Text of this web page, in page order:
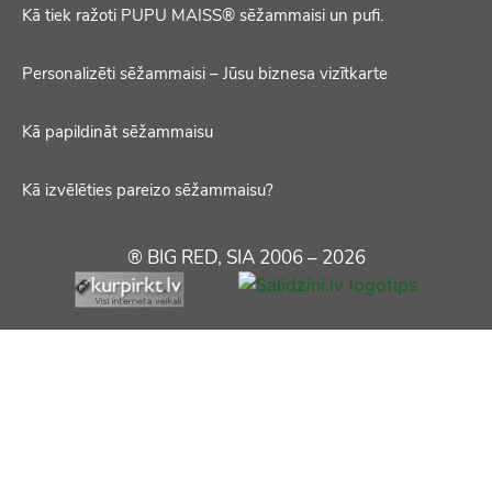
Kā tiek ražoti PUPU MAISS® sēžammaisi un pufi.
Personalizēti sēžammaisi – Jūsu biznesa vizītkarte
Kā papildināt sēžammaisu
Kā izvēlēties pareizo sēžammaisu?
® BIG RED, SIA 2006 – 2026